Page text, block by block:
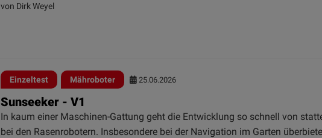
von Dirk Weyel
Einzeltest Mähroboter 25.06.2026
Sunseeker - V1
In kaum einer Maschinen-Gattung geht die Entwicklung so schnell von
bei den Rasenrobotern. Insbesondere bei der Navigation im Garten